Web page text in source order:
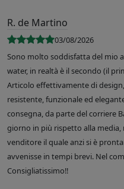
R. de Martino
03/08/2026
Sono molto soddisfatta del mio
water, in realtà è il secondo (il
Articolo effettivamente di
resistente, funzionale ed
consegna, da parte del corriere
giorno in più rispetto alla
venditore il quale anzi si è
avvenisse in tempi brevi. Nel
Consigliatissimo!!